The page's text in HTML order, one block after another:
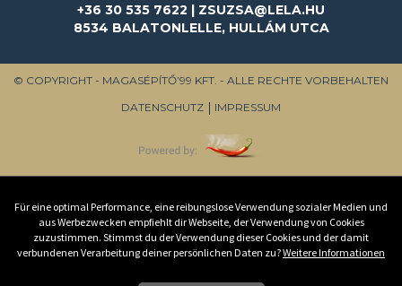
+36 30 535 7622 | ZSUZSA@LELA.HU
8534 BALATONLELLE, HULLÁM UTCA
© COPYRIGHT - MAGASÉPÍTŐ’99 KFT. - ALLE RECHTE VORBEHALTEN
DATENSCHUTZ
IMPRESSUM
Für eine optimal Performance, eine reibungslose Verwendung sozialer Medien und
aus Werbezwecken empfiehlt dir Webseite, der Verwendung von Cookies
zuzustimmen. Stimmst du der Verwendung dieser Cookies und der damit
verbundenen Verarbeitung deiner persönlichen Daten zu?Weitere Informationen